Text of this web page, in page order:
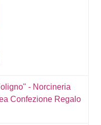
- Norcineria
Confezione Regalo